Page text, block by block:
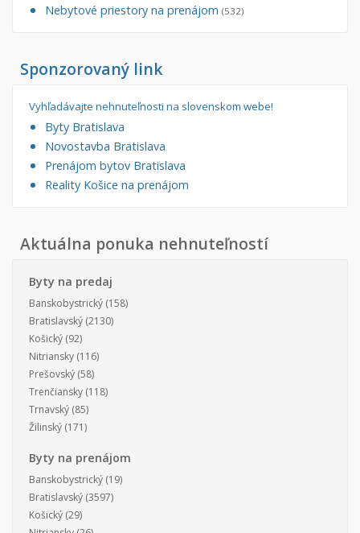
Nebytové priestory na prenájom (532)
Sponzorovaný link
Vyhľadávajte nehnuteľnosti na slovenskom webe!
Byty Bratislava
Novostavba Bratislava
Prenájom bytov Bratislava
Reality Košice na prenájom
Aktuálna ponuka nehnuteľností
Byty na predaj
Banskobystrický (158)
Bratislavský (2130)
Košický (92)
Nitriansky (116)
Prešovský (58)
Trenčiansky (118)
Trnavský (85)
Žilinský (171)
Byty na prenájom
Banskobystrický (19)
Bratislavský (3597)
Košický (29)